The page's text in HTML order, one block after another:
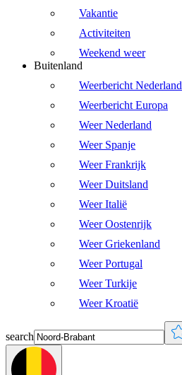
Vakantie
Activiteiten
Weekend weer
Buitenland
Weerbericht Nederland
Weerbericht Europa
Weer Nederland
Weer Spanje
Weer Frankrijk
Weer Duitsland
Weer Italië
Weer Oostenrijk
Weer Griekenland
Weer Portugal
Weer Turkije
Weer Kroatië
search